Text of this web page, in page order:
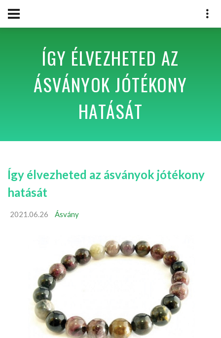
ÍGY ÉLVEZHETED AZ
ÁSVÁNYOK JÓTÉKONY
HATÁSÁT
Így élvezheted az ásványok jótékony
hatását
2021.06.26 Ásvány